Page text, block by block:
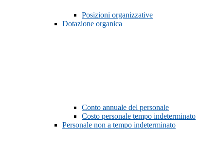
Posizioni organizzative
Dotazione organica
Conto annuale del personale
Costo personale tempo indeterminato
Personale non a tempo indeterminato